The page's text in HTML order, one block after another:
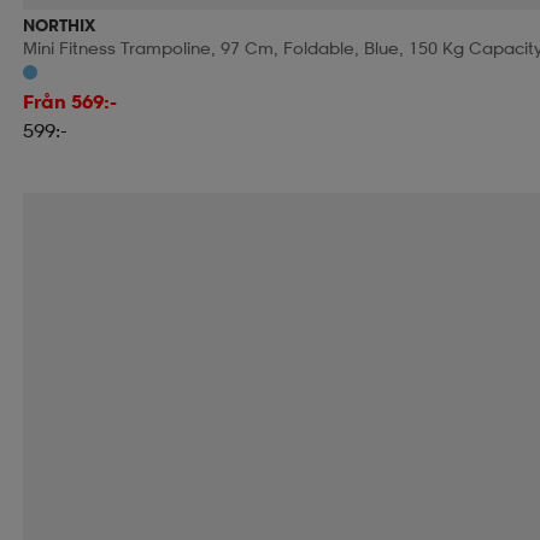
NORTHIX
Mini Fitness Trampoline, 97 Cm, Foldable, Blue, 150 Kg
Från 569:-
599:-